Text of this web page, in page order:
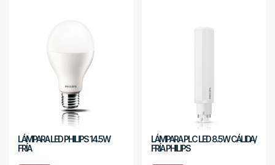
LÁMPARA LED PHILIPS 14.5W
FRÍA
LÁMPARA PLC LED 8.5W CÁLIDA/
FRÍA PHILIPS